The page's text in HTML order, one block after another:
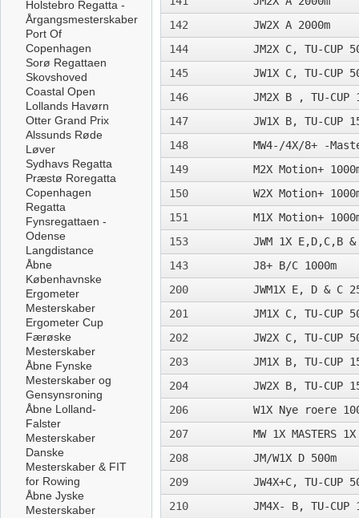
Holstebro Regatta -
Årgangsmesterskaber
Port Of
Copenhagen
Sorø Regattaen
Skovshoved
Coastal Open
Lollands Havørn
Otter Grand Prix
Alssunds Røde
Løver
Sydhavs Regatta
Præstø Roregatta
Copenhagen
Regatta
Fynsregattaen -
Odense
Langdistance
Åbne
Københavnske
Ergometer
Mesterskaber
Ergometer Cup
Færøske
Mesterskaber
Åbne Fynske
Mesterskaber og
Gensynsroning
Åbne Lolland-
Falster
Mesterskaber
Danske
Mesterskaber & FIT
for Rowing
Åbne Jyske
Mesterskaber
142
JW2X A 2000m
144
JM2X C, TU-CUP
145
JW1X C, TU-CUP
146
JM2X B , TU-CUP
147
JW1X B, TU-CUP
148
MW4-/4X/8+ -
149
M2X Motion+
150
W2X Motion+
151
M1X Motion+
153
JWM 1X E,D,C,B
143
J8+ B/C 1000m
200
JWM1X E, D & C
201
JM1X C, TU-CUP
202
JW2X C, TU-CUP
203
JM1X B, TU-CUP
204
JW2X B, TU-CUP
206
W1X Nye roere
207
MW 1X MASTERS
208
JM/W1X D 500m­
209
JW4X+C, TU-CUP
210
JM4X- B, TU-CUP